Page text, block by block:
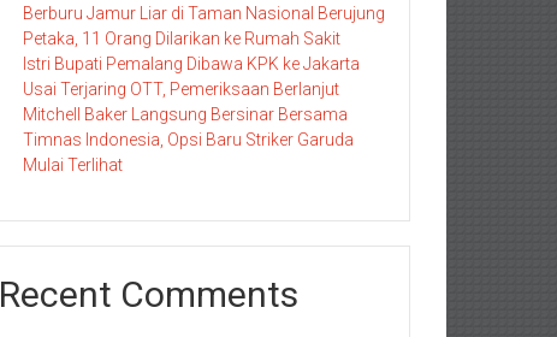
Berburu Jamur Liar di Taman Nasional Berujung
Petaka, 11 Orang Dilarikan ke Rumah Sakit
Istri Bupati Pemalang Dibawa KPK ke Jakarta
Usai Terjaring OTT, Pemeriksaan Berlanjut
Mitchell Baker Langsung Bersinar Bersama
Timnas Indonesia, Opsi Baru Striker Garuda
Mulai Terlihat
Recent Comments